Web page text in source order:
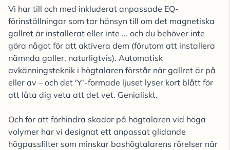
Vi har till och med inkluderat anpassade EQ-
förinställningar som tar hänsyn till om det magnetiska
gallret är installerat eller inte ... och du behöver inte
göra något för att aktivera dem (förutom att installera
nämnda galler, naturligtvis). Automatisk
avkänningsteknik i högtalaren förstår när gallret är på
eller av – och det 'Y'-formade ljuset lyser kort blått för
att låta dig veta att det vet. Genialiskt.
Och för att förhindra skador på högtalaren vid höga
volymer har vi designat ett anpassat glidande
högpassfilter som minskar bashögtalarens rörelser när